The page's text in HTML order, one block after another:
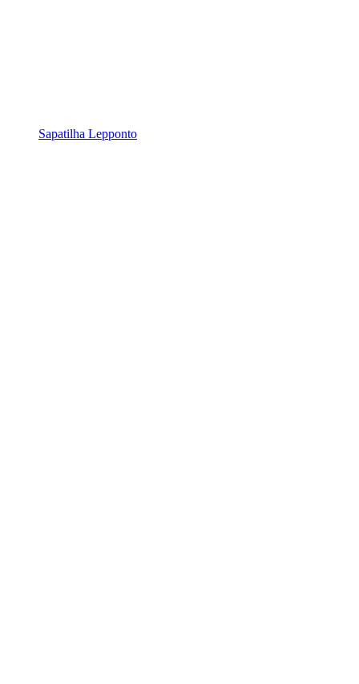
Sapatilha Lepponto